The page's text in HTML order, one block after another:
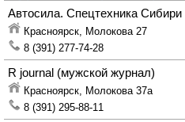
Автосила. Спецтехника Сибири
Красноярск, Молокова 27
8 (391) 277-74-28
R journal (мужской журнал)
Красноярск, Молокова 37а
8 (391) 295-88-11